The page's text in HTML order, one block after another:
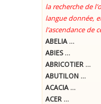
la recherche de
langue donnée,
l'ascendance de
ABELIA ...
ABIES ...
ABRICOTIER ...
ABUTILON ...
ACACIA ...
ACER ...